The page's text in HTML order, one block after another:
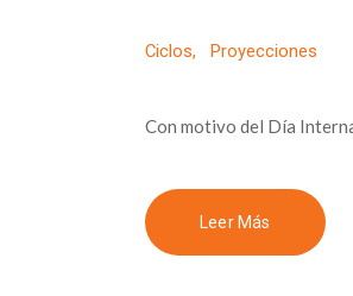
Ciclos, Proyecciones
Con motivo del Día
Leer Más